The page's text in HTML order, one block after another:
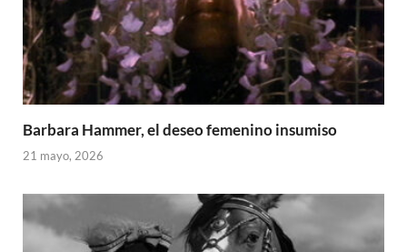
Barbara Hammer, el deseo femenino insumiso
21 mayo, 2026